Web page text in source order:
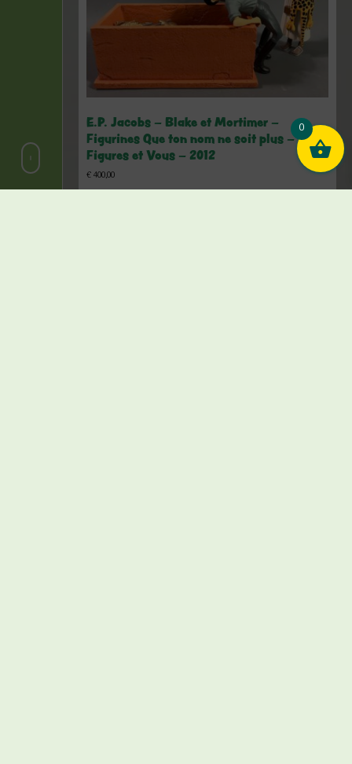
E.P. Jacobs – Blake et Mortimer –
Figurines Que ton nom ne soit plus –
Figures et Vous – 2012
€400,00
0